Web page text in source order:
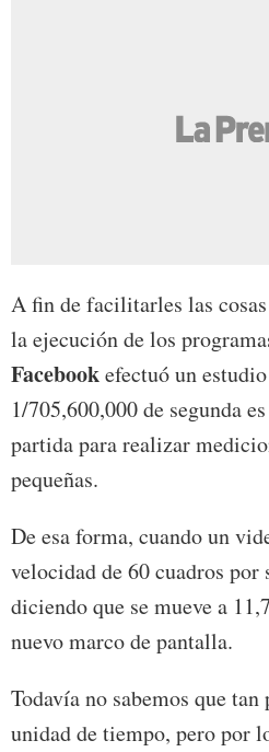
A fin de facilitarles las
la ejecución de los
Facebookefectuó un
1/705,600,000 de segunda
partida para realizar
pequeñas.
De esa forma, cuando un
velocidad de 60 cuadros por
diciendo que se mueve a
nuevo marco de pantalla.
Todavía no sabemos que
unidad de tiempo, pero por